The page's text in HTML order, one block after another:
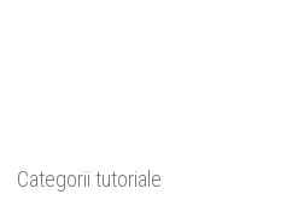
Categorii tutoriale